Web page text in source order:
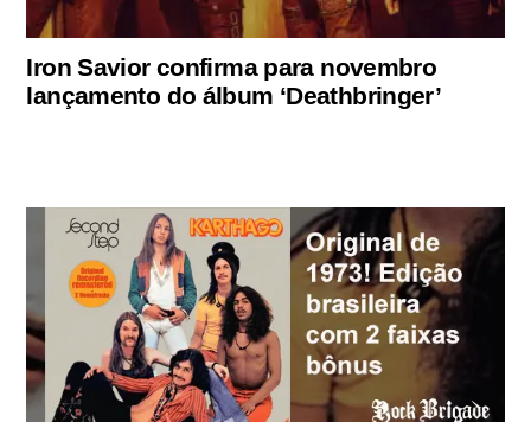
Iron Savior confirma para novembro
lançamento do álbum ‘Deathbringer’